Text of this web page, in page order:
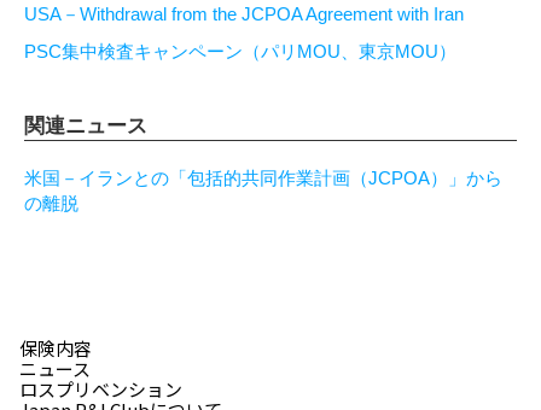
USA－Withdrawal from the JCPOA Agreement with Iran
PSC集中検査キャンペーン（パリMOU、東京MOU）
関連ニュース
米国－イランとの「包括的共同作業計画（JCPOA）」から
の離脱
保険内容
ニュース
ロスプリベンション